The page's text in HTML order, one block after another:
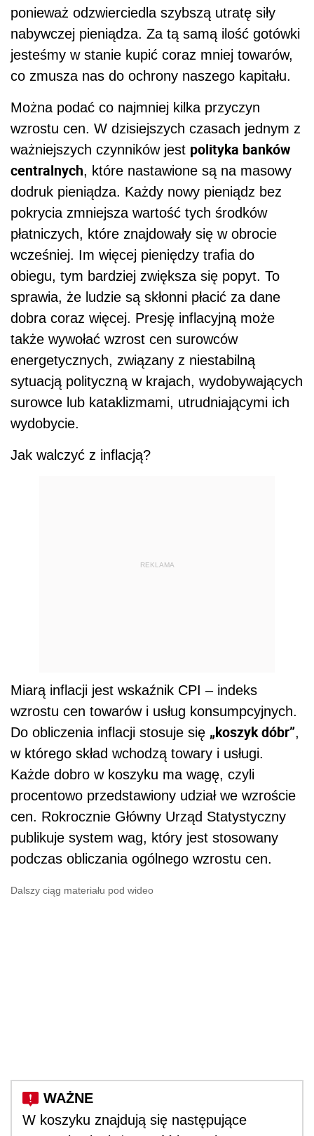
ponieważ odzwierciedla szybszą utratę siły
nabywczej pieniądza. Za tą samą ilość gotówki
jesteśmy w stanie kupić coraz mniej towarów,
co zmusza nas do ochrony naszego kapitału.
Można podać co najmniej kilka przyczyn
wzrostu cen. W dzisiejszych czasach jednym z
ważniejszych czynników jest polityka banków
centralnych, które nastawione są na masowy
dodruk pieniądza. Każdy nowy pieniądz bez
pokrycia zmniejsza wartość tych środków
płatniczych, które znajdowały się w obrocie
wcześniej. Im więcej pieniędzy trafia do
obiegu, tym bardziej zwiększa się popyt. To
sprawia, że ludzie są skłonni płacić za dane
dobra coraz więcej. Presję inflacyjną może
także wywołać wzrost cen surowców
energetycznych, związany z niestabilną
sytuacją polityczną w krajach, wydobywających
surowce lub kataklizmami, utrudniającymi ich
wydobycie.
Jak walczyć z inflacją?
REKLAMA
Miarą inflacji jest wskaźnik CPI – indeks
wzrostu cen towarów i usług konsumpcyjnych.
Do obliczenia inflacji stosuje się „koszyk dóbr”,
w którego skład wchodzą towary i usługi.
Każde dobro w koszyku ma wagę, czyli
procentowo przedstawiony udział we wzroście
cen. Rokrocznie Główny Urząd Statystyczny
publikuje system wag, który jest stosowany
podczas obliczania ogólnego wzrostu cen.
Dalszy ciąg materiału pod wideo
W koszyku znajdują się następujące